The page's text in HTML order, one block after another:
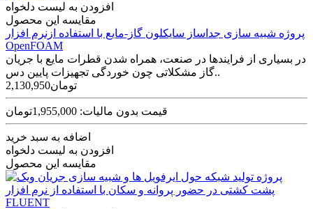
افزودن به لیست دلخواه
مقایسه این محصول
پروژه شبیه سازی جداساز سایکلون گاز-مایع با استفاده ازنرم افزار
OpenFOAM
در بسیاری از فرایندها در صنعت، همراه شدن قطرات مایع با جریان
گاز مشکلاتی چون خوردگی تجهیزات پایین دس..
2,130,950تومان
قیمت بدون مالیات: 1,955,000تومان
اضافه به سبد خرید
افزودن به لیست دلخواه
مقایسه این محصول